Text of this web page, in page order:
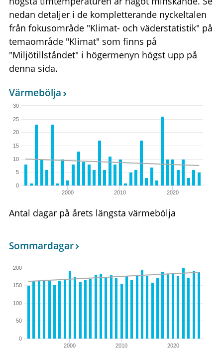
nedan detaljer i de kompletterande nyckeltalen
från fokusområde "Klimat- och väderstatistik" på
temaområde "Klimat" som finns på
"Miljötillståndet" i högermenyn högst upp på
denna sida.
2000 2010 2020
0
5
10
15
20
25
30
Värmebölja
Antal dagar på årets längsta värmebölja
2000 2010 2020
0
50
100
150
200
Sommardagar